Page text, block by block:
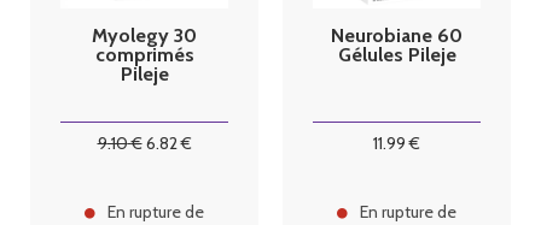
Myolegy 30
comprimés
Pileje
9.10€6.82€
En rupture de
Neurobiane 60
Gélules Pileje
11.99 €
En rupture de